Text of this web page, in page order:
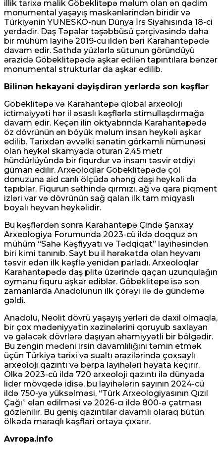
illik tarixə malik Göbeklitəpə məlum olan ən qədim
monumental yaşayış məskənlərindən biridir və
Türkiyənin YUNESKO-nun Dünya İrs Siyahısında 18-ci
yerdədir. Daş Təpələr təşəbbüsü çərçivəsində daha
bir mühüm layihə 2019-cu ildən bəri Karahantəpədə
davam edir. Səthdə yüzlərlə sütunun göründüyü
ərazidə Göbeklitəpədə aşkar edilən tapıntılara bənzər
monumental strukturlar da aşkar edilib.
Bilinən hekayəni dəyişdirən yerlərdə son kəşflər
Göbeklitəpə və Karahantəpə qlobal arxeoloji
ictimaiyyəti hər il əsaslı kəşflərlə stimullaşdırmağa
davam edir. Keçən ilin oktyabrında Karahantəpədə
öz dövrünün ən böyük məlum insan heykəli aşkar
edilib. Tarixdən əvvəlki sənətin görkəmli nümunəsi
olan heykəl skamyada oturan 2,45 metr
hündürlüyündə bir fiqurdur və insanı təsvir etdiyi
güman edilir. Arxeoloqlar Göbeklitəpədə çöl
donuzuna aid canlı ölçüdə əhəng daşı heykəli də
tapıblar. Fiqurun səthində qırmızı, ağ və qara piqment
izləri var və dövrünün sağ qalan ilk tam miqyaslı
boyalı heyvan heykəlidir.
Bu kəşflərdən sonra Karahantəpə Çində Şanxay
Arxeologiya Forumunda 2023-cü ildə doqquz ən
mühüm “Sahə Kəşfiyyatı və Tədqiqat” layihəsindən
biri kimi tanınıb. Sayt bu il hərəkətdə olan heyvanı
təsvir edən ilk kəşflə yenidən parladı. Arxeoloqlar
Karahantəpədə daş plitə üzərində qaçan uzunqulağın
oymanu fiquru aşkar ediblər. Göbeklitepe isə son
zamanlarda Anadolunun ilk çörəyi ilə də gündəmə
gəldi.
Anadolu, Neolit ​​dövrü yaşayış yerləri də daxil olmaqla,
bir çox mədəniyyətin xəzinələrini qoruyub saxlayan
və gələcək dövrlərə daşıyan əhəmiyyətli bir bölgədir.
Bu zəngin mədəni irsin davamlılığını təmin etmək
üçün Türkiyə tarixi və sualtı ərazilərində çoxsaylı
arxeoloji qazıntı və bərpa layihələri həyata keçirir.
Ölkə 2023-cü ildə 720 arxeoloji qazıntı ilə dünyada
lider mövqedə idisə, bu layihələrin sayının 2024-cü
ildə 750-yə yüksəlməsi, “Türk Arxeologiyasının Qızıl
Çağı” elan edilməsi və 2026-cı ildə 800-ə çatması
gözlənilir. Bu geniş qazıntılar davamlı olaraq bütün
ölkədə maraqlı kəşfləri ortaya çıxarır.
Avropa.info